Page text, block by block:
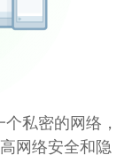
私密的网络，
网络安全和隐